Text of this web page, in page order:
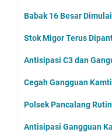
Babak 16 Besar
Stok Migor Terus
Antisipasi C3 dan
Cegah Gangguan
Polsek Pancalang
Antisipasi Gangguan